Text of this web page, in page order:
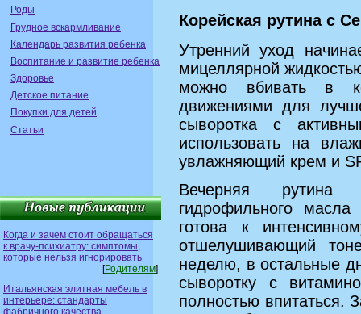
Роды
Грудное вскармливание
Календарь развития ребенка
Воспитание и развитие ребенка
Здоровье
Детское питание
Покупки для детей
Статьи
Когда и зачем стоит обращаться
к врачу-психиатру: симптомы,
которые нельзя игнорировать
[Родителям]
Итальянская элитная мебель в
интерьере: стандарты
фабричного качества
Корейская рутина с
Утренний уход
мицеллярной
можно вбивать в
движениями для
сыворотка с
использовать на
увлажняющий крем и
Вечерняя
гидрофильного
готова к
отшелушивающий
неделю, в остальные
сыворотку с
полностью впитаться.